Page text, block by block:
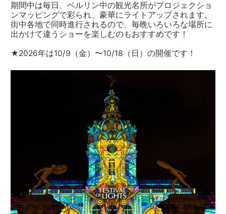
期間中は毎日、ベルリン中の観光名所がプロジェクショ
ンマッピングで彩られ、豪華にライトアップされます。
街中各地で同時進行されるので、毎晩いろいろな場所に
出かけて違うショーを楽しむのもおすすめです！
★2026年は10/9（金）〜10/18（日）の開催です！